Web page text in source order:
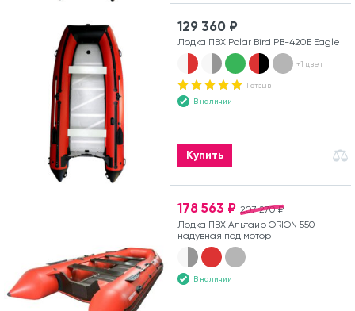
129 360 ₽
Лодка ПВХ Polar Bird PB-420E Eagle
+1 цвет
1 отзыв
В наличии
Купить
207 270 ₽
178 563 ₽
Лодка ПВХ Альтаир ORION 550
надувная под мотор
В наличии